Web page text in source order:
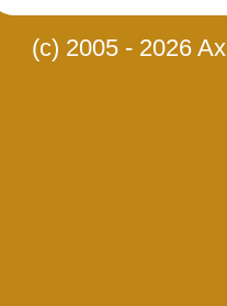
(c) 2005 - 2026